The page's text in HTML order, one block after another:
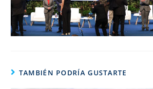
TAMBIÉN PODRÍA GUSTARTE